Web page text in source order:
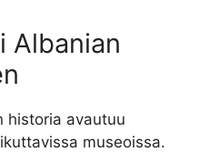
Albanian
historia avautuu
museoissa.